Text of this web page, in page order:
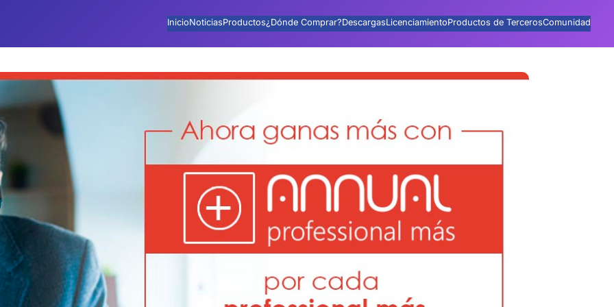
InicioNoticiasProductos¿Dónde Comprar?DescargasLicenciamientoProductos de TercerosComunidad